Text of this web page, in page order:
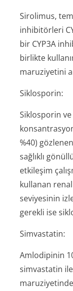
Sirolimus,
inhibitörleri
bir CYP3A
birlikte
maruziyetini
Siklosporin:
Siklosporin
%40)
sağlıklı
etkileşim
kullanan
seviyesinin
gerekli ise
Simvastatin:
Amlodipinin
simvastatin